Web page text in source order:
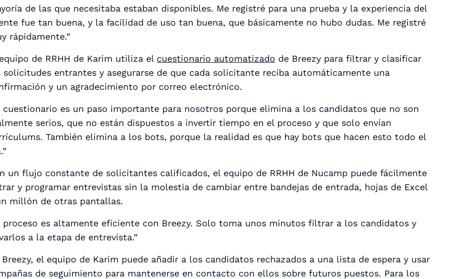
de las que necesitaba estaban disponibles. Me registré para una prueba y la experiencia del
fue tan buena, y la facilidad de uso tan buena, que básicamente no hubo dudas. Me registré
rápidamente.”
de RRHH de Karim utiliza el cuestionario automatizado de Breezy para filtrar y clasificar
solicitudes entrantes y asegurarse de que cada solicitante reciba automáticamente una
y un agradecimiento por correo electrónico.
cuestionario es un paso importante para nosotros porque elimina a los candidatos que no son
serios, que no están dispuestos a invertir tiempo en el proceso y que solo envían
También elimina a los bots, porque la realidad es que hay bots que hacen esto todo el
un flujo constante de solicitantes calificados, el equipo de RRHH de Nucamp puede fácilmente
y programar entrevistas sin la molestia de cambiar entre bandejas de entrada, hojas de Excel
millón de otras pantallas.
proceso es altamente eficiente con Breezy. Solo toma unos minutos filtrar a los candidatos y
a la etapa de entrevista.”
Breezy, el equipo de Karim puede añadir a los candidatos rechazados a una lista de espera y usar
de seguimiento para mantenerse en contacto con ellos sobre futuros puestos. Para los